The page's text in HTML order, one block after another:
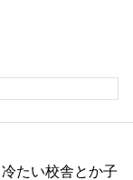
たい校舎とか子